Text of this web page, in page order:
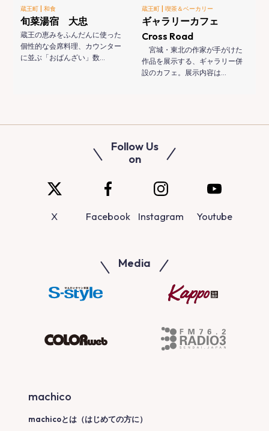
蔵王町 |和食
旬菜湯宿 大忠
蔵王の恵みをふんだんに使った
個性的な会席料理、カウンター
に並ぶ「おばんざい」数…
蔵王町 | 喫茶＆ベーカリー
ギャラリーカフェ
Cross Road
宮城・東北の作家が手がけた
作品を展示する、ギャラリー併
設のカフェ。展示内容は…
Follow Us
on
X Facebook Instagram Youtube
Media
machico
machicoとは（はじめての方に）